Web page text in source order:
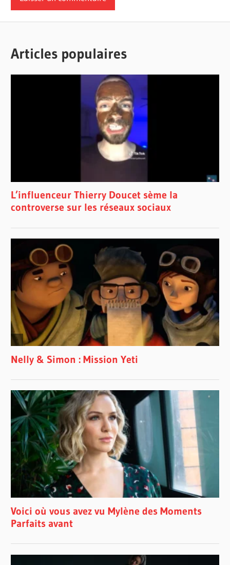
Articles populaires